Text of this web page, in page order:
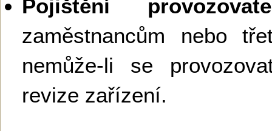
Pojištění
zaměstnancům nebo
nemůže-li se
revize zařízení.